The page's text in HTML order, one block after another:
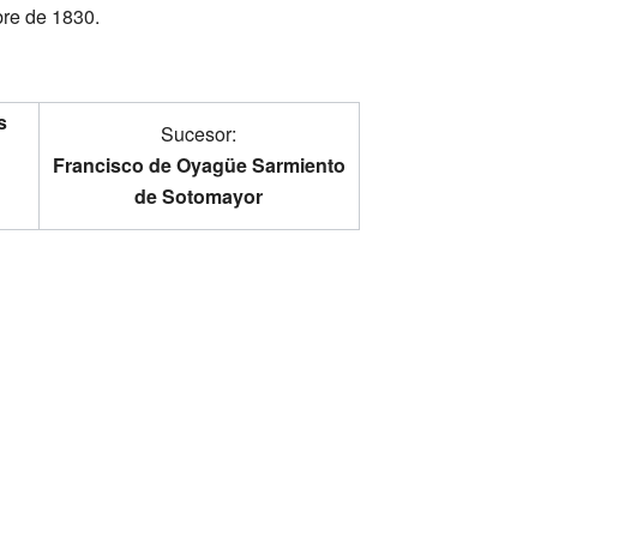
de 1830.
Sucesor:
Francisco de Oyagüe Sarmiento
de Sotomayor